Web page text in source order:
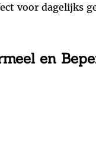
voor dagelijks
en